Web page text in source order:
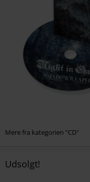
Mere fra kategorien "CD"
Udsolgt!